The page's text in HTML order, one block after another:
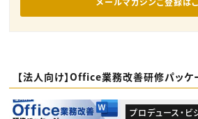
【法人向け】Office業務改善研修パッケ
プロデュース・ビ